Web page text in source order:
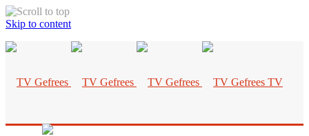
Skip to content
TV